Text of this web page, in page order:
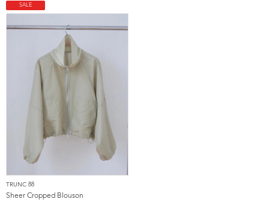
SALE
TRUNC 88
Sheer Cropped Blouson